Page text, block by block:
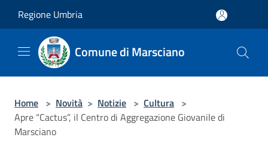
Regione Umbria
Comune di Marsciano
Home > Novità > Notizie > Cultura >
Apre “Cactus”, il Centro di Aggregazione Giovanile di
Marsciano